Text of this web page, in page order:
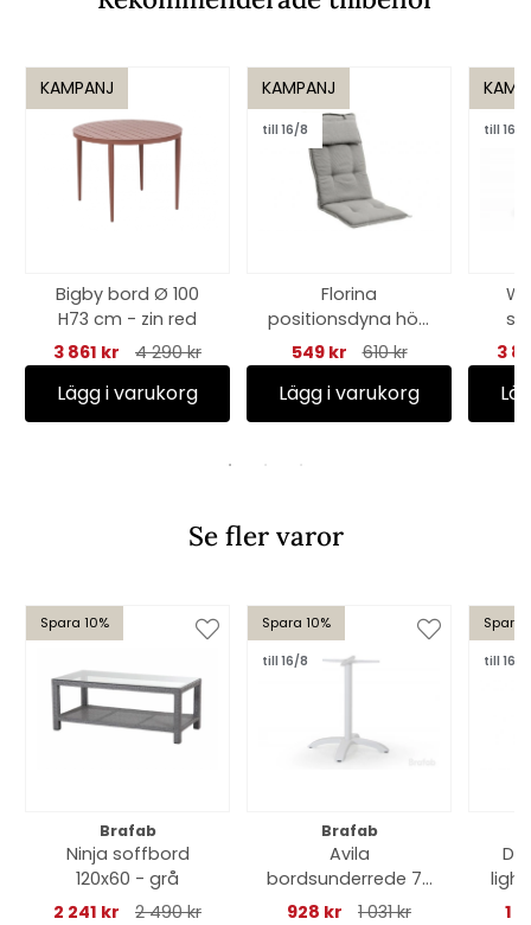
KAMPANJ
Bigby bord Ø 100
H73 cm - zin red
3 861 kr
4 290 kr
Lägg i varukorg
KAMPANJ
till 16/8
Florina
positionsdyna hög
lyx - grå
549 kr 610 kr
Lägg i varukorg
till 16/8
3
Se fler varor
Spara 10%
Brafab
Ninja soffbord
120x60 - grå
2 241 kr
2 490 kr
Spara 10%
till 16/8
Brafab
Avila
bordsunderrede 70
- vit
928 kr 1 031 kr
Spara
till 16/8
1